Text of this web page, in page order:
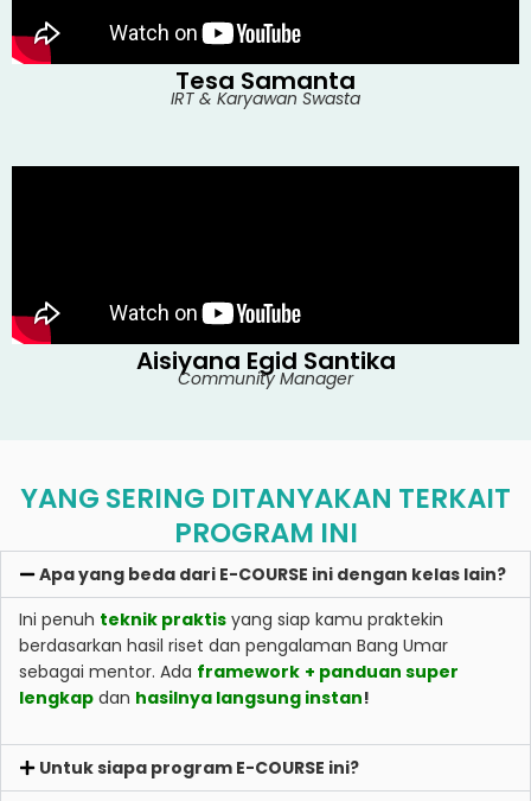
Tesa Samanta
IRT & Karyawan Swasta
Aisiyana Egid Santika
Community Manager
YANG SERING DITANYAKAN TERKAIT
PROGRAM INI
Apa yang beda dari E-COURSE ini dengan kelas lain?
Ini penuh teknik praktis yang siap kamu praktekin
berdasarkan hasil riset dan pengalaman Bang Umar
sebagai mentor. Ada framework + panduan super
lengkap dan hasilnya langsung instan!
Untuk siapa program E-COURSE ini?